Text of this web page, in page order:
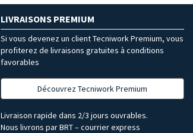
LIVRAISONS PREMIUM
Si vous devenez un client Tecniwork Premium, vous
profiterez de livraisons gratuites à conditions
favorables
Découvrez Tecniwork Premium
Livraison rapide dans 2/3 jours ouvrables.
Nous livrons par BRT – courrier express